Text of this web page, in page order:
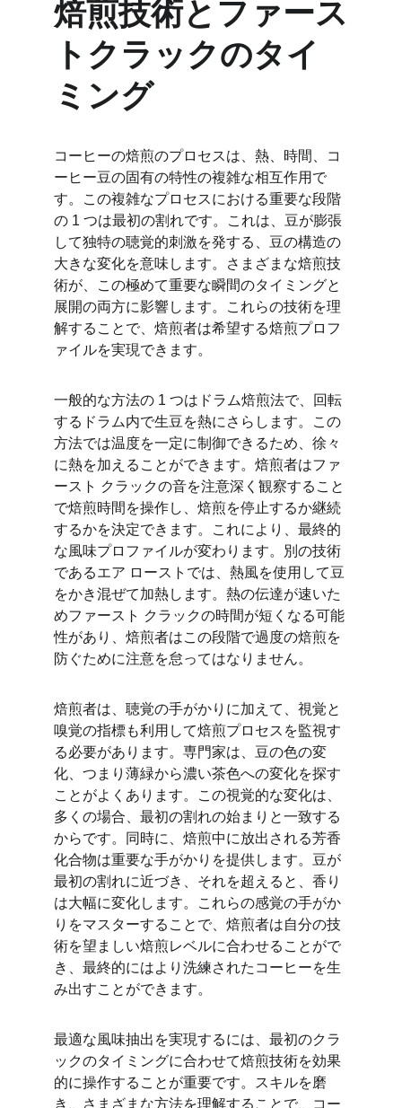
焙煎技術とファース
トクラックのタイ
ミング
コーヒーの焙煎のプロセスは、熱、時間、コ
ーヒー豆の固有の特性の複雑な相互作用で
す。この複雑なプロセスにおける重要な段階
の 1 つは最初の割れです。これは、豆が膨張
して独特の聴覚的刺激を発する、豆の構造の
大きな変化を意味します。さまざまな焙煎技
術が、この極めて重要な瞬間のタイミングと
展開の両方に影響します。これらの技術を理
解することで、焙煎者は希望する焙煎プロフ
ァイルを実現できます。
一般的な方法の 1 つはドラム焙煎法で、回転
するドラム内で生豆を熱にさらします。この
方法では温度を一定に制御できるため、徐々
に熱を加えることができます。焙煎者はファ
ースト クラックの音を注意深く観察すること
で焙煎時間を操作し、焙煎を停止するか継続
するかを決定できます。これにより、最終的
な風味プロファイルが変わります。別の技術
であるエア ローストでは、熱風を使用して豆
をかき混ぜて加熱します。熱の伝達が速いた
めファースト クラックの時間が短くなる可能
性があり、焙煎者はこの段階で過度の焙煎を
防ぐために注意を怠ってはなりません。
焙煎者は、聴覚の手がかりに加えて、視覚と
嗅覚の指標も利用して焙煎プロセスを監視す
る必要があります。専門家は、豆の色の変
化、つまり薄緑から濃い茶色への変化を探す
ことがよくあります。この視覚的な変化は、
多くの場合、最初の割れの始まりと一致する
からです。同時に、焙煎中に放出される芳香
化合物は重要な手がかりを提供します。豆が
最初の割れに近づき、それを超えると、香り
は大幅に変化します。これらの感覚の手がか
りをマスターすることで、焙煎者は自分の技
術を望ましい焙煎レベルに合わせることがで
き、最終的にはより洗練されたコーヒーを生
み出すことができます。
最適な風味抽出を実現するには、最初のクラ
ックのタイミングに合わせて焙煎技術を効果
的に操作することが重要です。スキルを磨
き、さまざまな方法を理解することで、コー